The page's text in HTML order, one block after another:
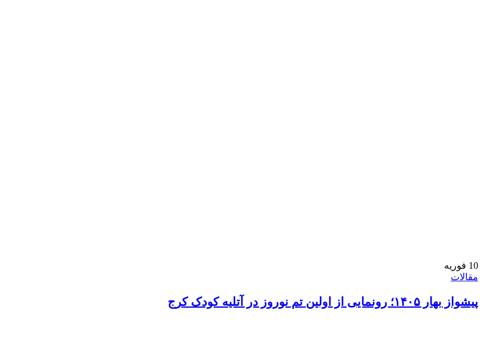
10 فوریه
مقالات
پیشواز بهار ۱۴۰۵؛ رونمایی از اولین تم نوروز در آتلیه کودک کرج